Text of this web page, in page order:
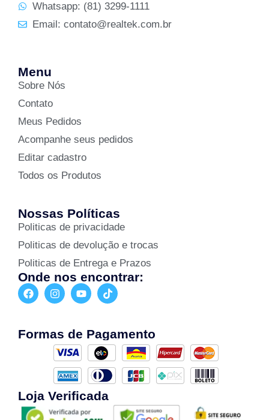
Whatsapp: (81) 3299-1111
Email: contato@realtek.com.br
Menu
Sobre Nós
Contato
Meus Pedidos
Acompanhe seus pedidos
Editar cadastro
Todos os Produtos
Nossas Políticas
Politicas de privacidade
Politicas de devolução e trocas
Politicas de Entrega e Prazos
Onde nos encontrar:
Formas de Pagamento
Loja Verificada